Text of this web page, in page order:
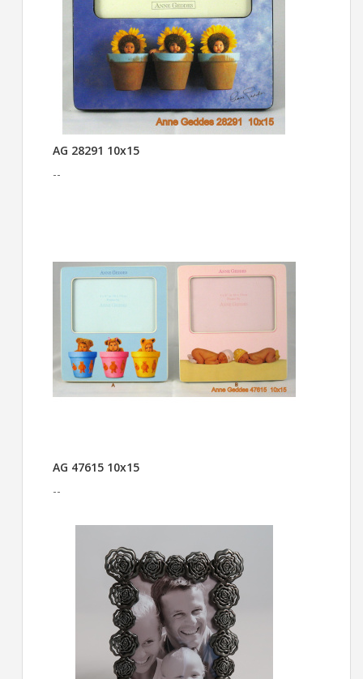
AG 28291 10x15
--
AG 47615 10x15
--